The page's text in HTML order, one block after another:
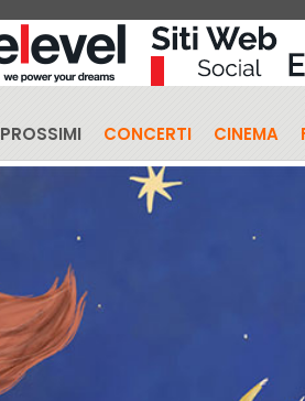
PROSSIMI CONCERTI CINEMA